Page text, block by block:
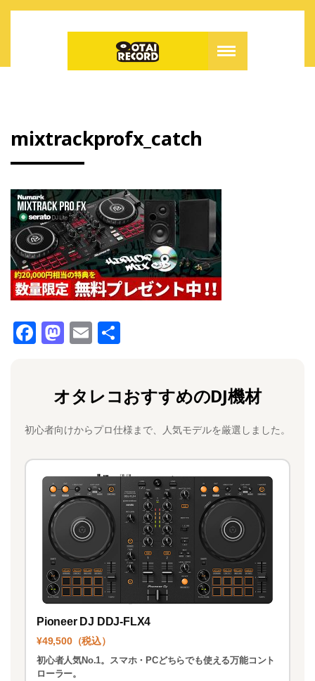
mixtrackprofx_catch
F
b
o
o
k
M
o
d
o
n
E
l
オタレコおすすめのDJ機材
初心者向けからプロ仕様まで、人気モデルを厳選しました。
Pioneer DJ DDJ-FLX4
¥49,500（税込）
初心者人気No.1。スマホ・PCどちらでも使える万能コント
ローラー。